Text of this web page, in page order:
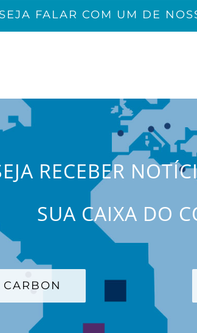
FALAR COM UM DE
RECEBER
SUA CAIXA DO